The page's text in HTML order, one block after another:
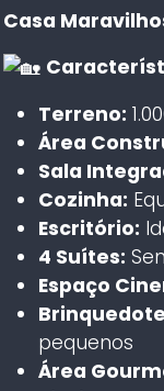
Casa
Terreno:
Área
Sala
Cozinha:
Escritório:
4 Suítes:
Espaço
pequenos
Área